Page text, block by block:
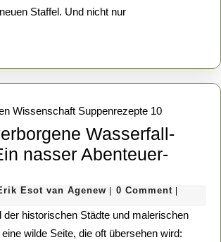
in
Staffel. Und nicht nur
Wasserfall-
nasser Abenteuer-
Esot van Agenew Erik
van
Agenew
0 Comment
wilde Seite, die oft übersehen wird: